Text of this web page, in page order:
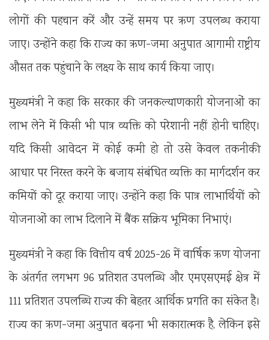
लोगों की पहचान करें और उन्हें समय पर ऋण उपलब्ध कराया
जाए। उन्होंने कहा कि राज्य का ऋण-जमा अनुपात आगामी राष्ट्रीय
औसत तक पहुंचाने के लक्ष्य के साथ कार्य किया जाए।
मुख्यमंत्री ने कहा कि सरकार की जनकल्याणकारी योजनाओं का
लाभ लेने में किसी भी पात्र व्यक्ति को परेशानी नहीं होनी चाहिए।
यदि किसी आवेदन में कोई कमी हो तो उसे केवल तकनीकी
आधार पर निरस्त करने के बजाय संबंधित व्यक्ति का मार्गदर्शन कर
कमियों को दूर कराया जाए। उन्होंने कहा कि पात्र लाभार्थियों को
योजनाओं का लाभ दिलाने में बैंक सक्रिय भूमिका निभाएं।
मुख्यमंत्री ने कहा कि वित्तीय वर्ष 2025-26 में वार्षिक ऋण योजना
के अंतर्गत लगभग 96 प्रतिशत उपलब्धि और एमएसएमई क्षेत्र में
111 प्रतिशत उपलब्धि राज्य की बेहतर आर्थिक प्रगति का संकेत है।
राज्य का ऋण-जमा अनुपात बढ़ना भी सकारात्मक है, लेकिन इसे